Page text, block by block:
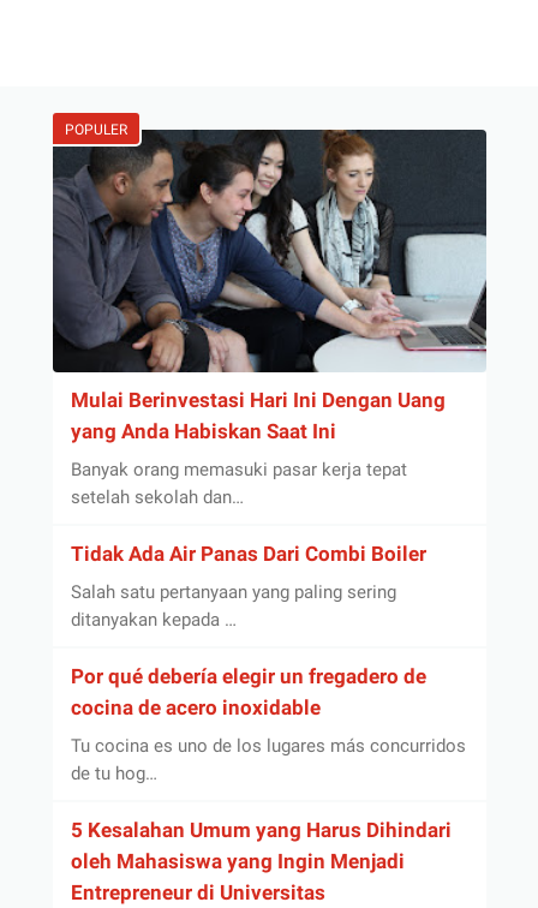
POPULER
Mulai Berinvestasi Hari Ini Dengan Uang
yang Anda Habiskan Saat Ini
Banyak orang memasuki pasar kerja tepat
setelah sekolah dan…
Tidak Ada Air Panas Dari Combi Boiler
Salah satu pertanyaan yang paling sering
ditanyakan kepada …
Por qué debería elegir un fregadero de
cocina de acero inoxidable
Tu cocina es uno de los lugares más concurridos
de tu hog…
5 Kesalahan Umum yang Harus Dihindari
oleh Mahasiswa yang Ingin Menjadi
Entrepreneur di Universitas